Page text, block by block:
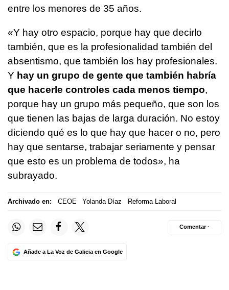
entre los menores de 35 años.
«Y hay otro espacio, porque hay que decirlo
también, que es la profesionalidad también del
absentismo, que también los hay profesionales.
Y hay un grupo de gente que también habría
que hacerle controles cada menos tiempo,
porque hay un grupo más pequeño, que son los
que tienen las bajas de larga duración. No estoy
diciendo qué es lo que hay que hacer o no, pero
hay que sentarse, trabajar seriamente y pensar
que esto es un problema de todos», ha
subrayado.
Archivado en: CEOE Yolanda Díaz Reforma Laboral
Añade a La Voz de Galicia en Google
Comentar ·